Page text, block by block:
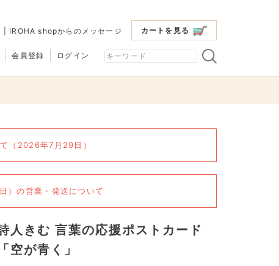
カートを見る
IROHA shopからのメッセージ
会員登録 ログイン
（2026年7月29日）
）の営業・発送について
人きむ 言葉の応援ポストカード
「空が青く」